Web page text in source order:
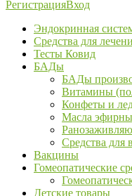
РегистрацияВход
Эндокринная
Средства для
Тесты Ковид
БАДы
БАДы
Витамины
Конфеты и
Масла
Средства для
Вакцины
Гомеопатические
Детские товары